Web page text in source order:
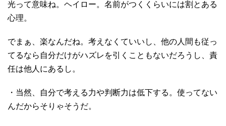
光って意味ね。ヘイロー。名前がつくくらいには割とある
心理。
でまぁ、楽なんだね。考えなくていいし、他の人間も従っ
てるなら自分だけがハズレを引くこともないだろうし、責
任は他人にあるし。
・当然、自分で考える力や判断力は低下する。使ってない
んだからそりゃそうだ。